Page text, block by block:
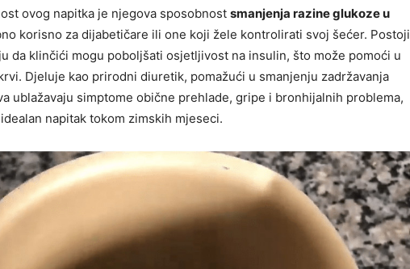
ovog napitka je njegova sposobnost smanjenja razine glukoze u
korisno za dijabetičare ili one koji žele kontrolirati svoj šećer. Postoji
da klinčići mogu poboljšati osjetljivost na insulin, što može pomoći u
Djeluje kao prirodni diuretik, pomažući u smanjenju zadržavanja
ublažavaju simptome obične prehlade, gripe i bronhijalnih problema,
napitak tokom zimskih mjeseci.